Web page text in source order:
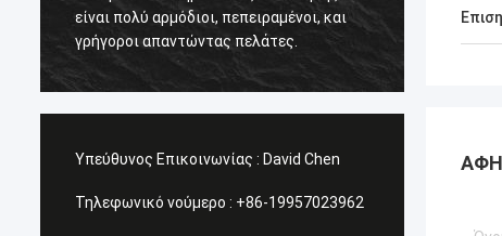
είναι πολύ αρμόδιοι, πεπειραμένοι, και
γρήγοροι απαντώντας πελάτες.
που
Υπεύθυνος Επικοινωνίας : David Chen
Τηλεφωνικό νούμερο : +86-19957023962